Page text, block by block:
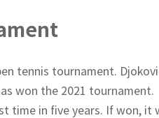
tennis tournament.
won the 2021 tournament.
time in five years. If won, it